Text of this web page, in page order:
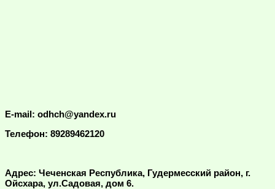
E-mail: odhch@yandex.ru
Телефон: 89289462120
Адрес: Чеченская Республика, Гудермесский район, г.
Ойсхара, ул.Садовая, дом 6.